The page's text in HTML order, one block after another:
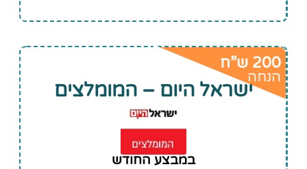
200 ש”ח
הנחה
ישראל היום – המומלצים
במבצע החודש